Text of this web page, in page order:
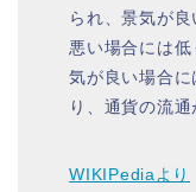
られ、景気が
悪い場合には
気が良い場合
り、通貨の流通
WIKIPediaより